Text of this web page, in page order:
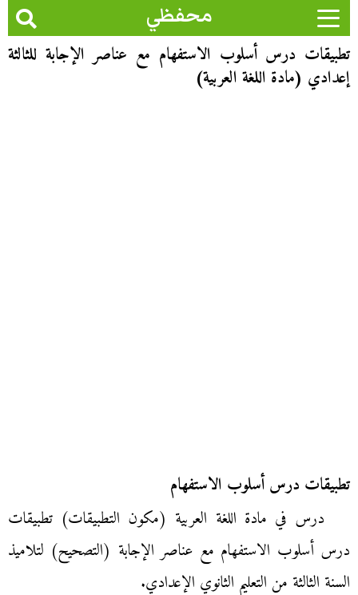
محفظي
تطبيقات درس أسلوب الاستفهام مع عناصر الإجابة للثالثة
إعدادي (مادة اللغة العربية)
تطبيقات درس أسلوب الاستفهام
درس في مادة اللغة العربية (مكون التطبيقات) تطبيقات
درس أسلوب الاستفهام مع عناصر الإجابة (التصحيح) لتلاميذ
السنة الثالثة من التعليم الثانوي الإعدادي.